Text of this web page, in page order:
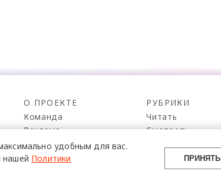
О ПРОЕКТЕ
Команда
Реклама
Mediakit
Контакты
РУБРИКИ
Читать
Смотреть
Работать
удобным для вас.
нашей Политики
ПРИНЯТЬ